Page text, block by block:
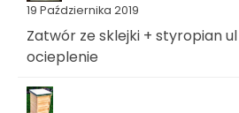
19 Października 2019
Zatwór ze sklejki + styropian
ocieplenie